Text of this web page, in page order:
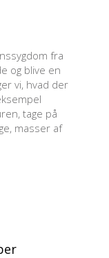
fra
og blive en
vi, hvad der
tage på
masser af